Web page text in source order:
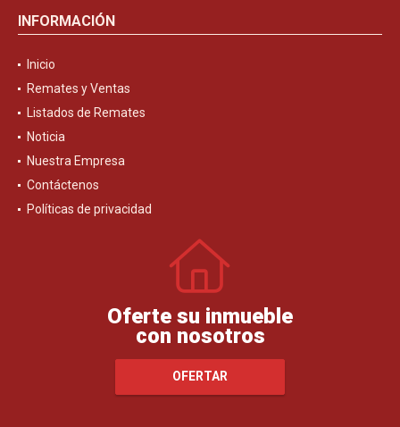
INFORMACIÓN
Inicio
Remates y Ventas
Listados de Remates
Noticia
Nuestra Empresa
Contáctenos
Políticas de privacidad
Oferte su inmueble
con nosotros
OFERTAR